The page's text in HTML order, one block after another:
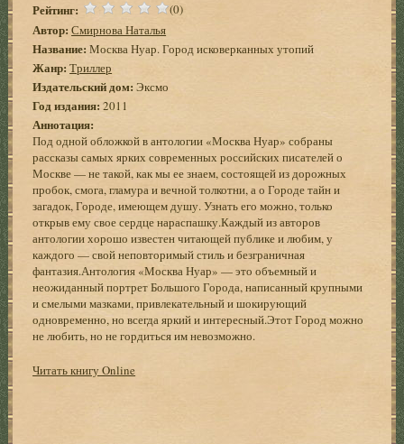
Рейтинг: (0)
Автор: Смирнова Наталья
Название: Москва Нуар. Город исковерканных утопий
Жанр: Триллер
Издательский дом: Эксмо
Год издания: 2011
Аннотация:
Под одной обложкой в антологии «Москва Нуар» собраны
рассказы самых ярких современных российских писателей о
Москве — не такой, как мы ее знаем, состоящей из дорожных
пробок, смога, гламура и вечной толкотни, а о Городе тайн и
загадок, Городе, имеющем душу. Узнать его можно, только
открыв ему свое сердце нараспашку.Каждый из авторов
антологии хорошо известен читающей публике и любим, у
каждого — свой неповторимый стиль и безграничная
фантазия.Антология «Москва Нуар» — это объемный и
неожиданный портрет Большого Города, написанный крупными
и смелыми мазками, привлекательный и шокирующий
одновременно, но всегда яркий и интересный.Этот Город можно
не любить, но не гордиться им невозможно.
Читать книгу Online